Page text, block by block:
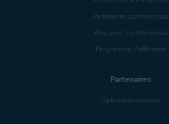
Partenaires commerciaux
Blog pour les entreprises
Programme d’affiliation
Partenaires
Opérateurs mobiles